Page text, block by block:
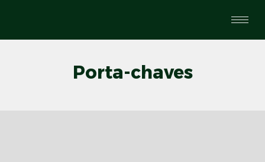
Porta-chaves